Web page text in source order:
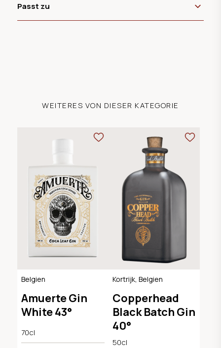
Passt zu
WEITERES VON DIESER KATEGORIE
Belgien
Amuerte Gin
White 43°
70cl
Kortrijk, Belgien
Copperhead
Black Batch Gin
40°
50cl